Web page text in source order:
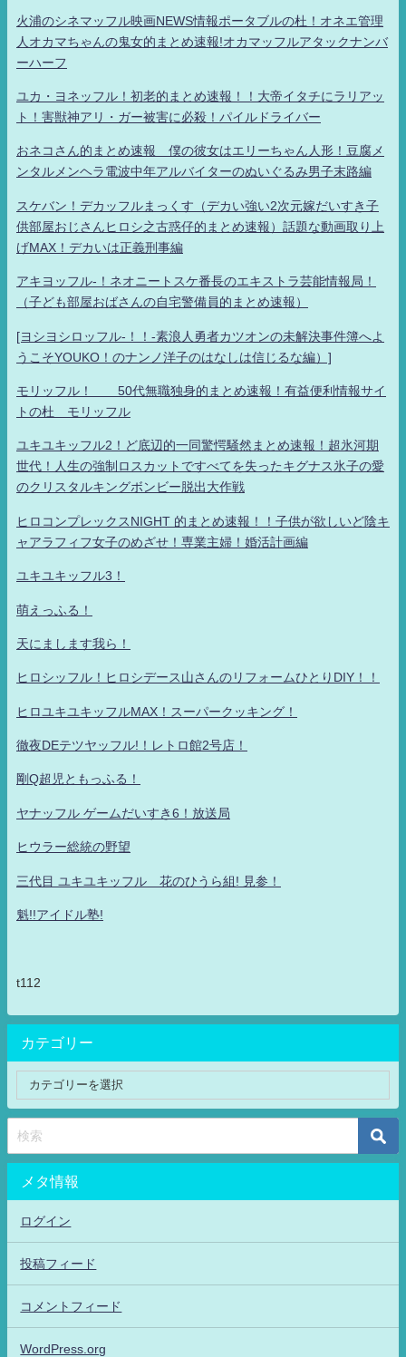
火浦のシネマッフル映画NEWS情報ポータブルの杜！オネエ管理
人オカマちゃんの鬼女的まとめ速報!オカマッフルアタックナンバ
ーハーフ
ユカ・ヨネッフル！初老的まとめ速報！！大帝イタチにラリアッ
ト！害獣神アリ・ガー被害に必殺！パイルドライバー
おネコさん的まとめ速報 僕の彼女はエリーちゃん人形！豆腐メ
ンタルメンヘラ電波中年アルバイターのぬいぐるみ男子末路編
スケバン！デカッフルまっくす（デカい強い2次元嫁だいすき子
供部屋おじさんヒロシ之古惑仔的まとめ速報）話題な動画取り上
げMAX！デカいは正義刑事編
アキヨッフル-！ネオニートスケ番長のエキストラ芸能情報局！
（子ども部屋おばさんの自宅警備員的まとめ速報）
[ヨシヨシロッフル-！！-素浪人勇者カツオンの未解決事件簿へよ
うこそYOUKO！のナンノ洋子のはなしは信じるな編）]
モリッフル！ 50代無職独身的まとめ速報！有益便利情報サイ
トの杜 モリッフル
ユキユキッフル2！ど底辺的一同驚愕騒然まとめ速報！超氷河期
世代！人生の強制ロスカットですべてを失ったキグナス氷子の愛
のクリスタルキングボンビー脱出大作戦
ヒロコンプレックスNIGHT 的まとめ速報！！子供が欲しいど陰キ
ャアラフィフ女子のめざせ！専業主婦！婚活計画編
ユキユキッフル3！
萌えっふる！
天にまします我ら！
ヒロシッフル！ヒロシデース山さんのリフォームひとりDIY！！
ヒロユキユキッフルMAX！スーパークッキング！
徹夜DEテツヤッフル!！レトロ館2号店！
剛Q超児ともっふる！
ヤナッフル ゲームだいすき6！放送局
ヒウラー総統の野望
三代目 ユキユキッフル 花のひうら組! 見参！
魁!!アイドル塾!
t112
カテゴリー
メタ情報
ログイン
投稿フィード
コメントフィード
WordPress.org